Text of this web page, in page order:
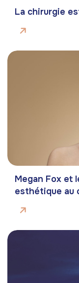
La chirurgie
Megan Fox et
esthétique au